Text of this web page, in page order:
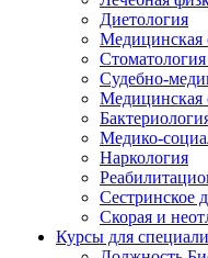
Диетология
Медицинская
Судебно-
Медицинская
Медико-
Наркология
Сестринское
Скорая и
Курсы для